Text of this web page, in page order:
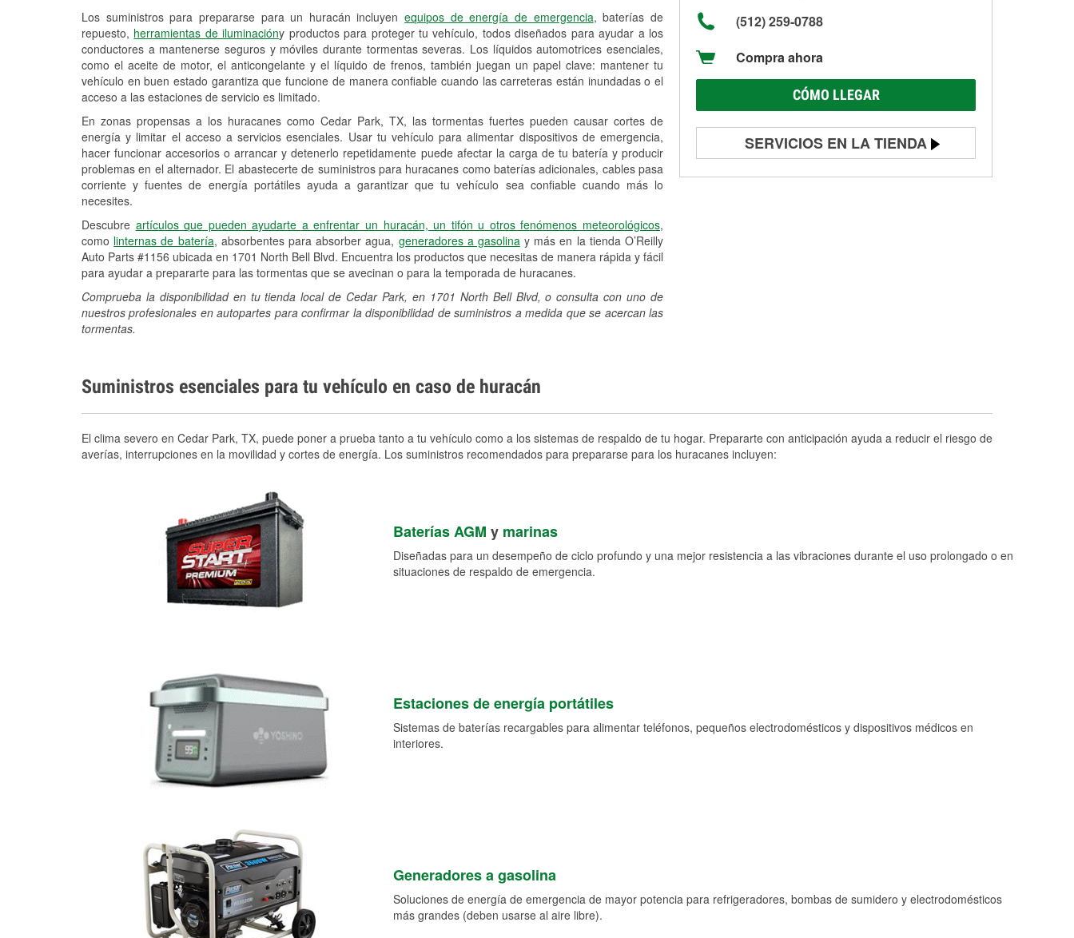
Los suministros para prepararse para un huracán incluyenequipos de energía de emergencia, baterías de
repuesto, herramientas de iluminacióny productos para proteger tu vehículo, todos diseñados para ayudar a los
conductores a mantenerse seguros y móviles durante tormentas severas. Los líquidos automotrices esenciales,
como el aceite de motor, el anticongelante y el líquido de frenos, también juegan un papel clave: mantener tu
vehículo en buen estado garantiza que funcione de manera confiable cuando las carreteras están inundadas o el
acceso a las estaciones de servicio es limitado.
En zonas propensas a los huracanes como Cedar Park, TX, las tormentas fuertes pueden causar cortes de
energía y limitar el acceso a servicios esenciales. Usar tu vehículo para alimentar dispositivos de emergencia,
hacer funcionar accesorios o arrancar y detenerlo repetidamente puede afectar la carga de tu batería y producir
problemas en el alternador. El abastecerte de suministros para huracanes como baterías adicionales, cables pasa
corriente y fuentes de energía portátiles ayuda a garantizar que tu vehículo sea confiable cuando más lo
necesites.
Descubre artículos que pueden ayudarte a enfrentar un huracán, un tifón u otros fenómenos meteorológicos,
como linternas de batería, absorbentes para absorber agua, generadores a gasolinay más en la tienda O’Reilly
Auto Parts #1156 ubicada en 1701 North Bell Blvd. Encuentra los productos que necesitas de manera rápida y fácil
para ayudar a prepararte para las tormentas que se avecinan o para la temporada de huracanes.
Comprueba la disponibilidad en tu tienda local de Cedar Park, en 1701 North Bell Blvd, o consulta con uno de
nuestros profesionales en autopartes para confirmar la disponibilidad de suministros a medida que se acercan las
tormentas.
(512) 259-0788
Compra ahora
CÓMO LLEGAR
SERVICIOS EN LA TIENDA
Prueba de batería
Conoce más
Suministros esenciales para tu vehículo en caso de huracán
El clima severo en Cedar Park, TX, puede poner a prueba tanto a tu vehículo como a los sistemas de respaldo de tu hogar. Prepararte con anticipación ayuda a reducir el riesgo de
averías, interrupciones en la movilidad y cortes de energía. Los suministros recomendados para prepararse para los huracanes incluyen:
Baterías AGM y marinas
Diseñadas para un desempeño de ciclo profundo y una mejor resistencia a las vibraciones durante el uso prolongado o en
situaciones de respaldo de emergencia.
Estaciones de energía portátiles
Sistemas de baterías recargables para alimentar teléfonos, pequeños electrodomésticos y dispositivos médicos en
interiores.
Generadores a gasolina
Soluciones de energía de emergencia de mayor potencia para refrigeradores, bombas de sumidero y electrodomésticos
más grandes (deben usarse al aire libre).